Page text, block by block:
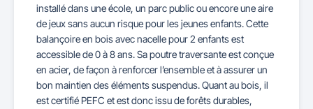
installé dans une école, un parc public ou encore une aire
de jeux sans aucun risque pour les jeunes enfants. Cette
balançoire en bois avec nacelle pour 2 enfants est
accessible de 0 à 8 ans. Sa poutre traversante est conçue
en acier, de façon à renforcer l’ensemble et à assurer un
bon maintien des éléments suspendus. Quant au bois, il
est certifié PEFC et est donc issu de forêts durables,